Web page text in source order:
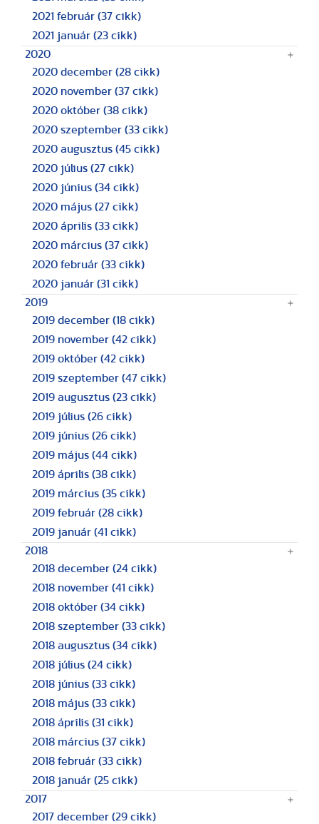
2021 február (37 cikk)
2021 január (23 cikk)
2020
2020 december (28 cikk)
2020 november (37 cikk)
2020 október (38 cikk)
2020 szeptember (33 cikk)
2020 augusztus (45 cikk)
2020 július (27 cikk)
2020 június (34 cikk)
2020 május (27 cikk)
2020 április (33 cikk)
2020 március (37 cikk)
2020 február (33 cikk)
2020 január (31 cikk)
2019
2019 december (18 cikk)
2019 november (42 cikk)
2019 október (42 cikk)
2019 szeptember (47 cikk)
2019 augusztus (23 cikk)
2019 július (26 cikk)
2019 június (26 cikk)
2019 május (44 cikk)
2019 április (38 cikk)
2019 március (35 cikk)
2019 február (28 cikk)
2019 január (41 cikk)
2018
2018 december (24 cikk)
2018 november (41 cikk)
2018 október (34 cikk)
2018 szeptember (33 cikk)
2018 augusztus (34 cikk)
2018 július (24 cikk)
2018 június (33 cikk)
2018 május (33 cikk)
2018 április (31 cikk)
2018 március (37 cikk)
2018 február (33 cikk)
2018 január (25 cikk)
2017
2017 december (29 cikk)